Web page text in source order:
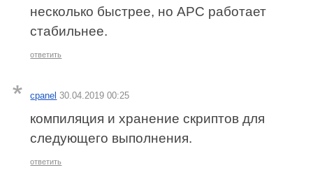
несколько быстрее, но APC работает
стабильнее.
ответить
cpanel 30.04.2019 00:25
компиляция и хранение скриптов для
следующего выполнения.
ответить